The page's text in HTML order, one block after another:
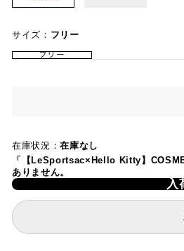
サイズ： フリー
フリー
在庫状況：在庫なし
「【LeSportsac×Hello Kitty】
ありません。
入